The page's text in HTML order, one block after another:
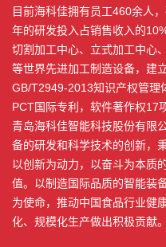
目前海科佳拥有员工460余人
年的研发投入占销售收入的
切割加工中心、立式加工中心
等世界先进加工制造设备，建
GB/T2949-2013知识产权管理
PCT国际专利，软件著作权17
青岛海科佳智能科技股份有限
备的研发和科学技术的创新，
以创新为动力，以奋斗为本质
值。以制造国际品质的智能装
为使命，推动中国食品行业健
化、规模化生产做出积极贡献。